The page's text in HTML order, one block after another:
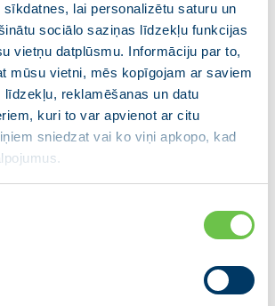
lai personalizētu saturu un
sociālo saziņas līdzekļu funkcijas
vietņu datplūsmu. Informāciju par to,
mūsu vietni, mēs kopīgojam ar saviem
reklamēšanas un datu
kuri to var apvienot ar citu
sniedzat vai ko viņi apkopo, kad
ļaudis jaunajā, plašajā Talsu
kā ar akmeni pie kājas, jo
nedz viņu ieceres,
un identitāte. Svarīgs ir
bet cilvēks, kurš dzīvo tālāk
un nesvarīgs,” saka
uzsākot darbu Talsu novada
darbiem. “Normatīvo